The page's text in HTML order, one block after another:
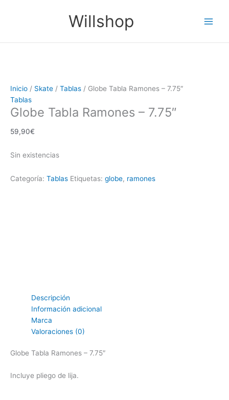
Willshop
Inicio / Skate / Tablas / Globe Tabla Ramones – 7.75″
Tablas
Globe Tabla Ramones – 7.75″
59,90€
Sin existencias
Categoría: Tablas Etiquetas: globe, ramones
Descripción
Información adicional
Marca
Valoraciones (0)
Globe Tabla Ramones – 7.75″
Incluye pliego de lija.
precio
original
precio
actual